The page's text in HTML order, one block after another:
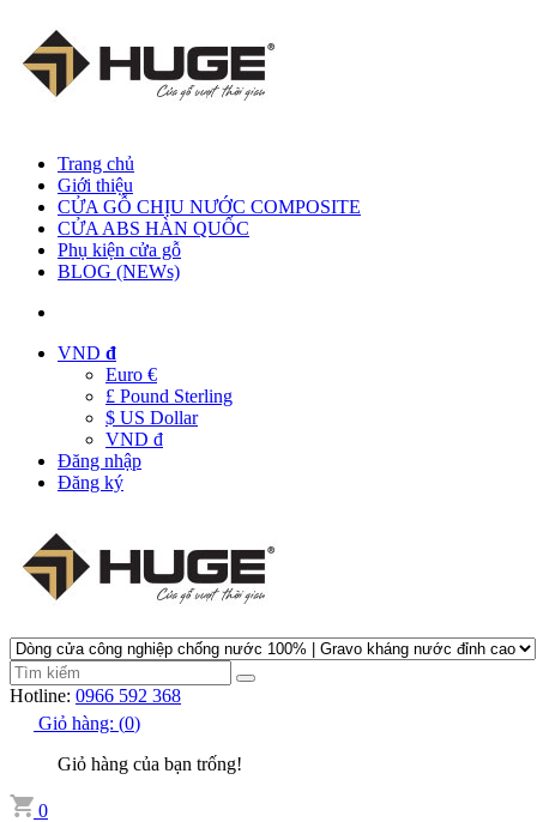
Trang chủ
Giới thiệu
CỬA GỖ CHỊU NƯỚC COMPOSITE
CỬA ABS HÀN QUỐC
Phụ kiện cửa gỗ
BLOG (NEWs)
VND đ
Euro €
£ Pound Sterling
$ US Dollar
VND đ
Đăng nhập
Đăng ký
Hotline: 0966 592 368
Giỏ hàng: (0)
Giỏ hàng của bạn trống!
0